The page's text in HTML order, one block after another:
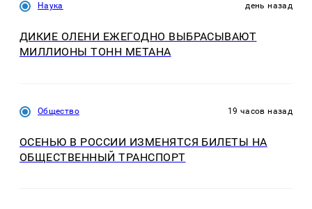
Наука день назад
ДИКИЕ ОЛЕНИ ЕЖЕГОДНО ВЫБРАСЫВАЮТ
МИЛЛИОНЫ ТОНН МЕТАНА
Общество 19 часов назад
ОСЕНЬЮ В РОССИИ ИЗМЕНЯТСЯ БИЛЕТЫ НА
ОБЩЕСТВЕННЫЙ ТРАНСПОРТ